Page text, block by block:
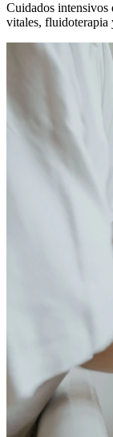
Cuidados intensivos
vitales, fluidoterapia